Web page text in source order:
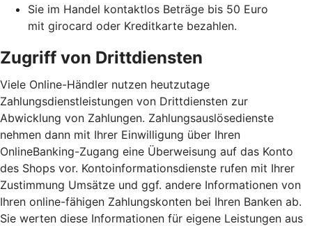
Sie im Handel kontaktlos Beträge bis 50 Euro
mit girocard oder Kreditkarte bezahlen.
Zugriff von Drittdiensten
Viele Online-Händler nutzen heutzutage
Zahlungsdienstleistungen von Drittdiensten zur
Abwicklung von Zahlungen. Zahlungsauslösedienste
nehmen dann mit Ihrer Einwilligung über Ihren
OnlineBanking-Zugang eine Überweisung auf das Konto
des Shops vor. Kontoinformationsdienste rufen mit Ihrer
Zustimmung Umsätze und ggf. andere Informationen von
Ihren online-fähigen Zahlungskonten bei Ihren Banken ab.
Sie werten diese Informationen für eigene Leistungen aus